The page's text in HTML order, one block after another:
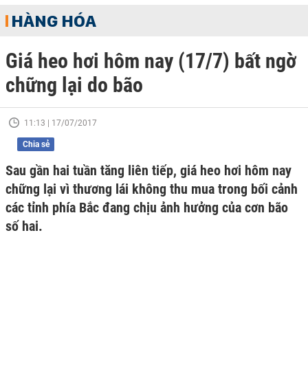
HÀNG HÓA
Giá heo hơi hôm nay (17/7) bất ngờ
chững lại do bão
11:13 | 17/07/2017
Chia sẻ
Sau gần hai tuần tăng liên tiếp, giá heo hơi hôm nay
chững lại vì thương lái không thu mua trong bối cảnh
các tỉnh phía Bắc đang chịu ảnh hưởng của cơn bão
số hai.